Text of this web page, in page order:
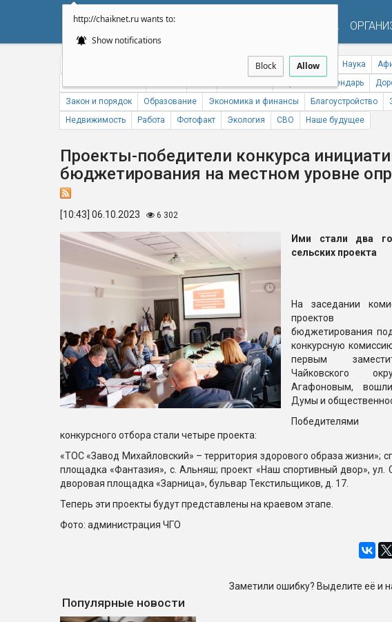
http://chaiknet.ru wants to:
Show notifications
Block Allow
АФИША
Спорт Происшествия Наука
Народный календарь
Закон и порядок
Образование Экономика и финансы Благоустройство
Недвижимость
Работа Фотофакт Экология СВО Наше будущее
Проекты-победители конкурса
бюджетирования на местном уровне
[10:43] 06.10.2023 6 302
Ими стали два
сельских проекта
На заседании
проектов
бюджетирования
конкурсную
первым
Чайковского
Агафоновым,
Думы и
Победителями
конкурсного отбора стали четыре проекта:
«ТОС «Завод Михайловский» – территория здорового образа жизни»;
площадка «Фантазия», с. Альняш; проект «Наш спортивный двор», ул.
дворовая площадка «Зарница», бульвар Текстильщиков, д. 17.
Теперь эти проекты будут представлены на краевом этапе.
Фото: администрация ЧГО
Заметили ошибку? Выделите её и
Популярные новости